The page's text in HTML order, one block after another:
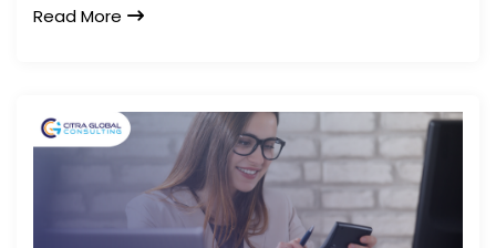
Read More